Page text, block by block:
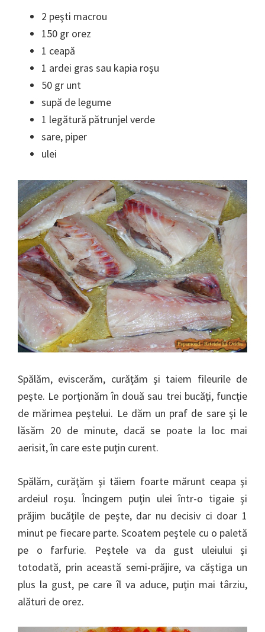
2 peşti macrou
150 gr orez
1 ceapă
1 ardei gras sau kapia roşu
50 gr unt
supă de legume
1 legătură pătrunjel verde
sare, piper
ulei
Spălăm, eviscerăm, curăţăm şi taiem fileurile de
peşte. Le porţionăm în două sau trei bucăţi, funcţie
de mărimea peştelui. Le dăm un praf de sare şi le
lăsăm 20 de minute, dacă se poate la loc mai
aerisit, în care este puţin curent.
Spălăm, curăţăm şi tăiem foarte mărunt ceapa şi
ardeiul roşu. Încingem puţin ulei într-o tigaie şi
prăjim bucăţile de peşte, dar nu decisiv ci doar 1
minut pe fiecare parte. Scoatem peştele cu o paletă
pe o farfurie. Peştele va da gust uleiului şi
totodată, prin această semi-prăjire, va căştiga un
plus la gust, pe care îl va aduce, puţin mai târziu,
alături de orez.